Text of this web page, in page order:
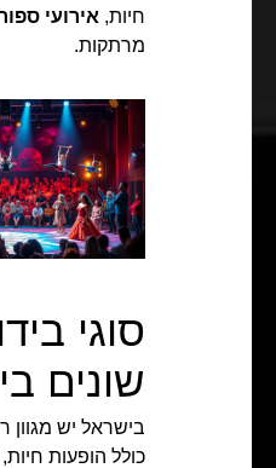
חיות, אירועי
מרתקות.
סוגי
שונים
בישראל יש מגוון
כולל הופעות חיות,